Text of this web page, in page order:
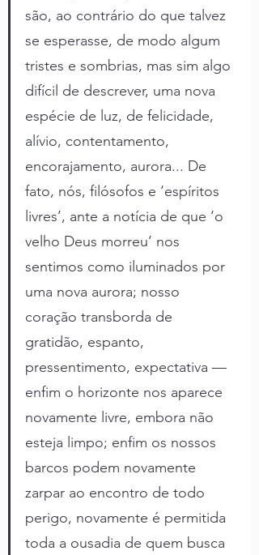
são, ao contrário do que talvez
se esperasse, de modo algum
tristes e sombrias, mas sim algo
difícil de descrever, uma nova
espécie de luz, de felicidade,
alívio, contentamento,
encorajamento, aurora... De
fato, nós, filósofos e ‘espíritos
livres’, ante a notícia de que ‘o
velho Deus morreu’ nos
sentimos como iluminados por
uma nova aurora; nosso
coração transborda de
gratidão, espanto,
pressentimento, expectativa —
enfim o horizonte nos aparece
novamente livre, embora não
esteja limpo; enfim os nossos
barcos podem novamente
zarpar ao encontro de todo
perigo, novamente é permitida
toda a ousadia de quem busca